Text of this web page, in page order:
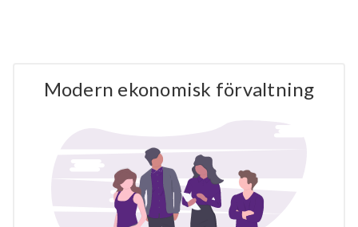
Modern ekonomisk förvaltning